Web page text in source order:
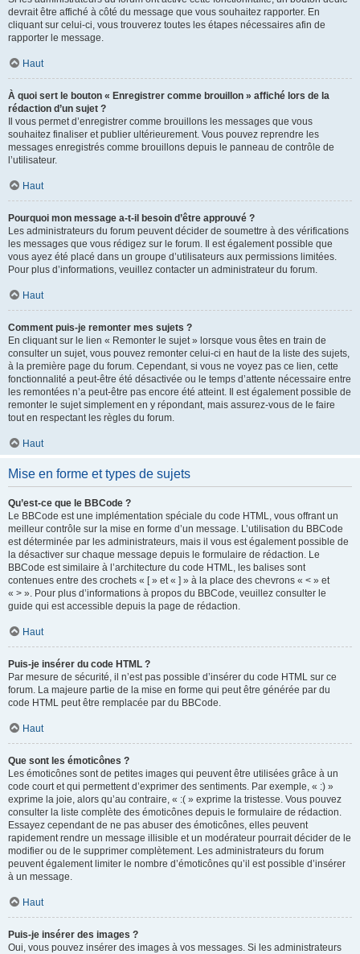
devrait être affiché à côté du message que vous souhaitez rapporter. En
cliquant sur celui-ci, vous trouverez toutes les étapes nécessaires afin de
rapporter le message.
Haut
À quoi sert le bouton « Enregistrer comme brouillon » affiché lors de la
rédaction d’un sujet ?
Il vous permet d’enregistrer comme brouillons les messages que vous
souhaitez finaliser et publier ultérieurement. Vous pouvez reprendre les
messages enregistrés comme brouillons depuis le panneau de contrôle de
l’utilisateur.
Haut
Pourquoi mon message a-t-il besoin d’être approuvé ?
Les administrateurs du forum peuvent décider de soumettre à des vérifications
les messages que vous rédigez sur le forum. Il est également possible que
vous ayez été placé dans un groupe d’utilisateurs aux permissions limitées.
Pour plus d’informations, veuillez contacter un administrateur du forum.
Haut
Comment puis-je remonter mes sujets ?
En cliquant sur le lien « Remonter le sujet » lorsque vous êtes en train de
consulter un sujet, vous pouvez remonter celui-ci en haut de la liste des sujets,
à la première page du forum. Cependant, si vous ne voyez pas ce lien, cette
fonctionnalité a peut-être été désactivée ou le temps d’attente nécessaire entre
les remontées n’a peut-être pas encore été atteint. Il est également possible de
remonter le sujet simplement en y répondant, mais assurez-vous de le faire
tout en respectant les règles du forum.
Haut
Mise en forme et types de sujets
Qu’est-ce que le BBCode ?
Le BBCode est une implémentation spéciale du code HTML, vous offrant un
meilleur contrôle sur la mise en forme d’un message. L’utilisation du BBCode
est déterminée par les administrateurs, mais il vous est également possible de
la désactiver sur chaque message depuis le formulaire de rédaction. Le
BBCode est similaire à l’architecture du code HTML, les balises sont
contenues entre des crochets « [ » et « ] » à la place des chevrons « < » et
« > ». Pour plus d’informations à propos du BBCode, veuillez consulter le
guide qui est accessible depuis la page de rédaction.
Haut
Puis-je insérer du code HTML ?
Par mesure de sécurité, il n’est pas possible d’insérer du code HTML sur ce
forum. La majeure partie de la mise en forme qui peut être générée par du
code HTML peut être remplacée par du BBCode.
Haut
Que sont les émoticônes ?
Les émoticônes sont de petites images qui peuvent être utilisées grâce à un
code court et qui permettent d’exprimer des sentiments. Par exemple, « :) »
exprime la joie, alors qu’au contraire, « :( » exprime la tristesse. Vous pouvez
consulter la liste complète des émoticônes depuis le formulaire de rédaction.
Essayez cependant de ne pas abuser des émoticônes, elles peuvent
rapidement rendre un message illisible et un modérateur pourrait décider de le
modifier ou de le supprimer complètement. Les administrateurs du forum
peuvent également limiter le nombre d’émoticônes qu’il est possible d’insérer
à un message.
Haut
Puis-je insérer des images ?
Oui, vous pouvez insérer des images à vos messages. Si les administrateurs